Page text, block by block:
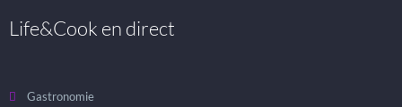
Life&Cook en direct
Gastronomie